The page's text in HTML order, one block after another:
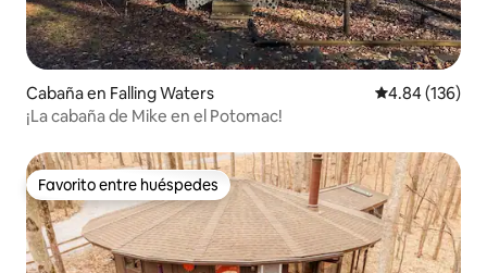
Cabaña en Falling Waters Calificación
4.84 (136)
¡La cabaña de Mike en el Potomac!
Favorito entre huéspedes
Favorito entre huéspedes